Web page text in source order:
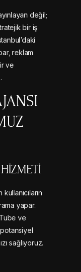
değil;
bir iş
reklam
ve
yapar.
ve
sağlıyoruz.